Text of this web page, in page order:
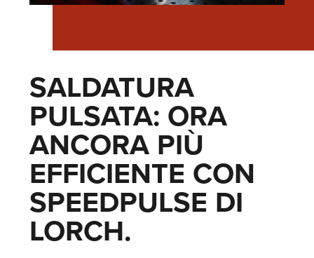
SALDATURA
PULSATA: ORA
ANCORA PIÙ
EFFICIENTE CON
SPEEDPULSE DI
LORCH.